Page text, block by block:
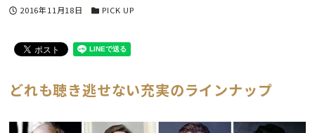
投稿日
2016年11月18日 カテゴリー
PICK UP
どれも聴き逃せない充実のラインナップ